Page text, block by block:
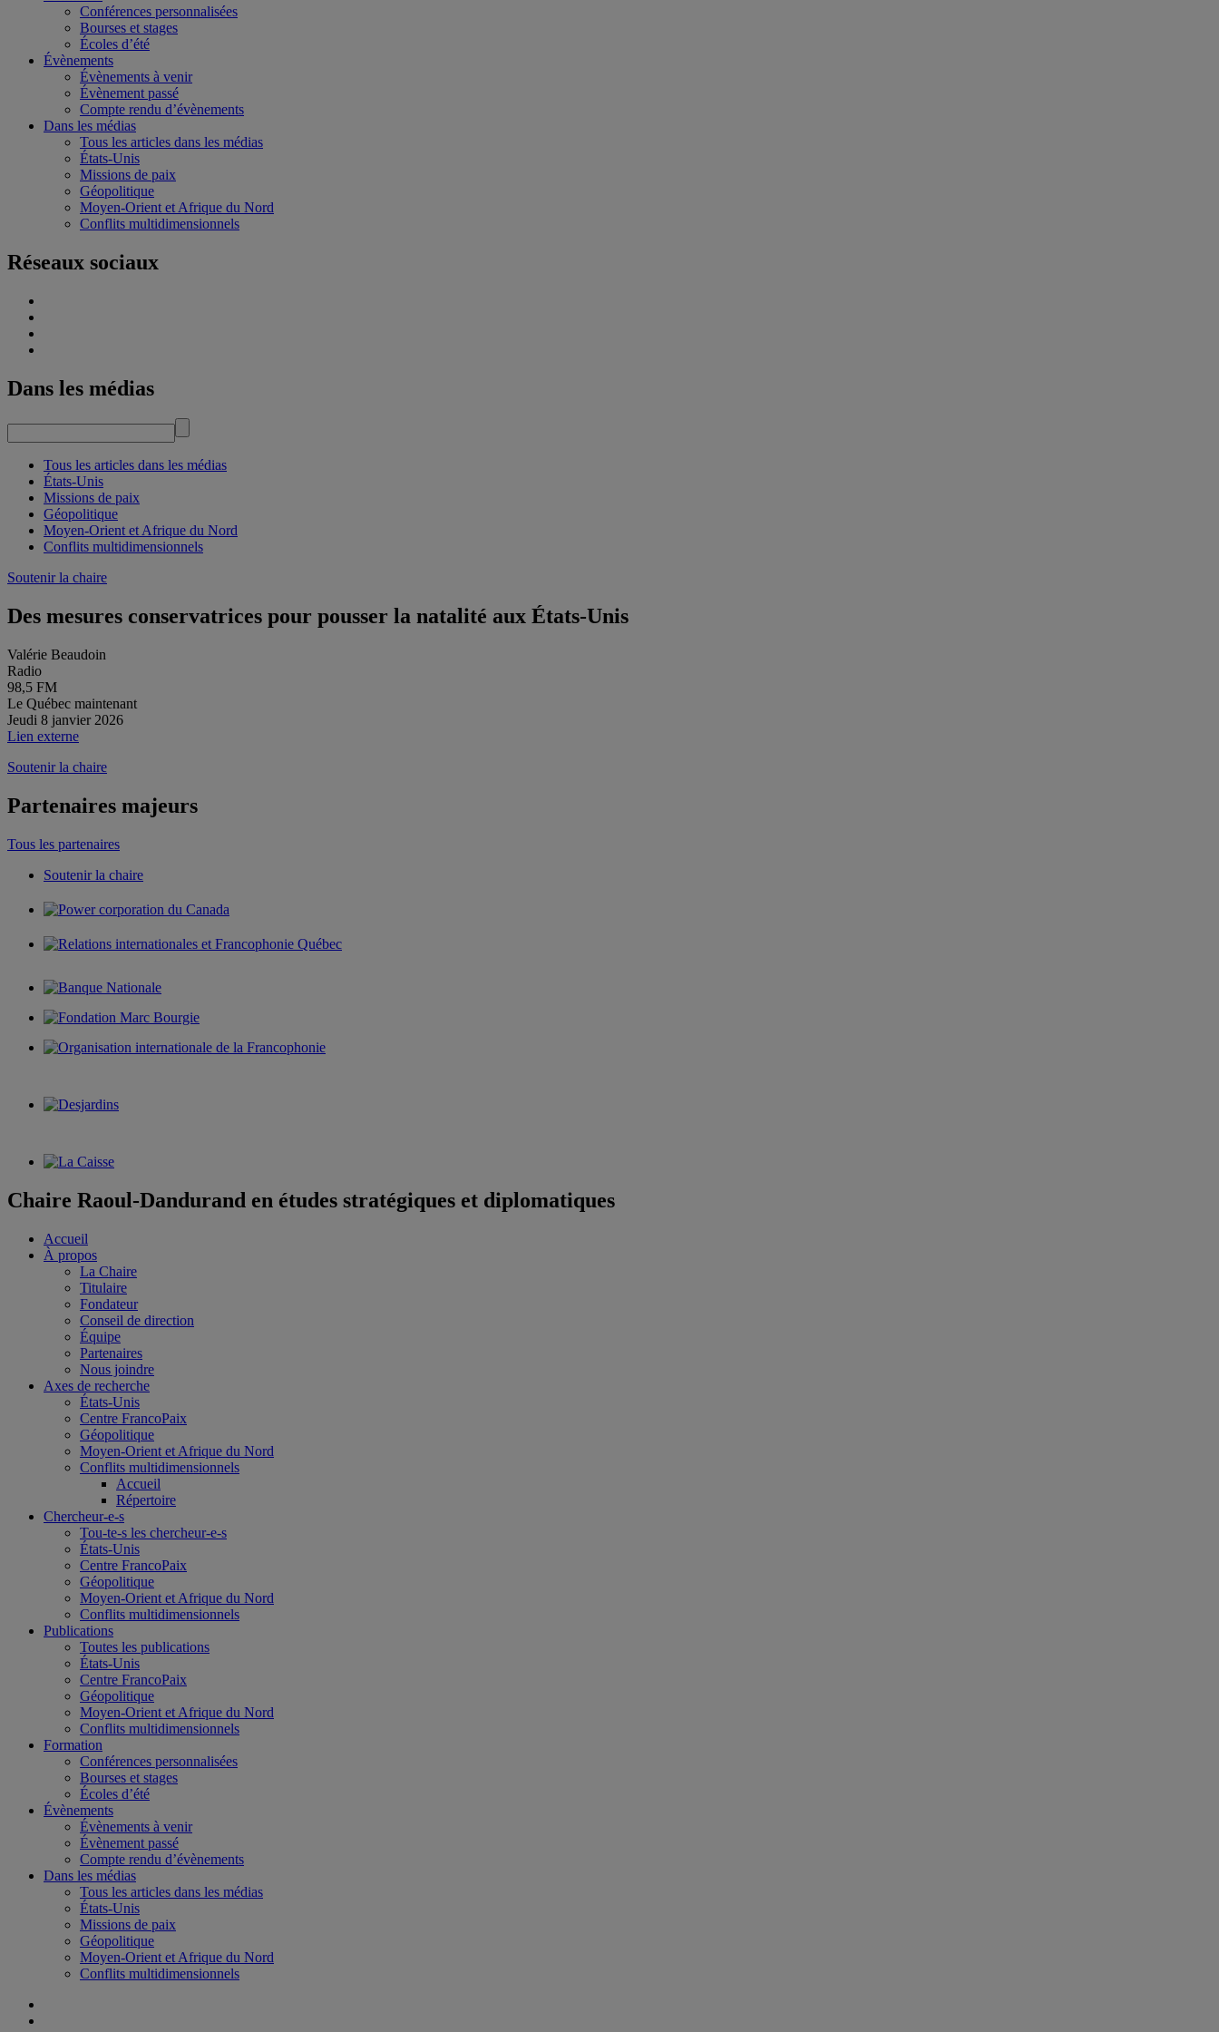
Conférences personnalisées
Bourses et stages
Écoles d’été
Évènements
Évènements à venir
Évènement passé
Compte rendu d’évènements
Dans les médias
Tous les articles dans les médias
États-Unis
Missions de paix
Géopolitique
Moyen-Orient et Afrique du Nord
Conflits multidimensionnels
Réseaux sociaux
Dans les médias
Tous les articles dans les médias
États-Unis
Missions de paix
Géopolitique
Moyen-Orient et Afrique du Nord
Conflits multidimensionnels
Soutenir la chaire
Des mesures conservatrices pour pousser la natalité aux États-Unis
Valérie Beaudoin
Radio
98,5 FM
Le Québec maintenant
Jeudi 8 janvier 2026
Lien externe
Soutenir la chaire
Partenaires majeurs
Tous les partenaires
Soutenir la chaire
Chaire Raoul-Dandurand en études stratégiques et diplomatiques
Accueil
À propos
La Chaire
Titulaire
Fondateur
Conseil de direction
Équipe
Partenaires
Nous joindre
Axes de recherche
États-Unis
Centre FrancoPaix
Géopolitique
Moyen-Orient et Afrique du Nord
Conflits multidimensionnels
Accueil
Répertoire
Chercheur-e-s
Tou-te-s les chercheur-e-s
États-Unis
Centre FrancoPaix
Géopolitique
Moyen-Orient et Afrique du Nord
Conflits multidimensionnels
Publications
Toutes les publications
États-Unis
Centre FrancoPaix
Géopolitique
Moyen-Orient et Afrique du Nord
Conflits multidimensionnels
Formation
Conférences personnalisées
Bourses et stages
Écoles d’été
Évènements
Évènements à venir
Évènement passé
Compte rendu d’évènements
Dans les médias
Tous les articles dans les médias
États-Unis
Missions de paix
Géopolitique
Moyen-Orient et Afrique du Nord
Conflits multidimensionnels